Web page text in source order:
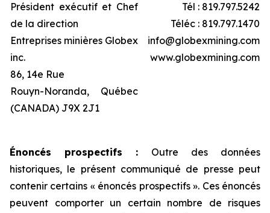
Président exécutif et Chef
de la direction
Entreprises minières Globex
inc.
86, 14e Rue
Rouyn-Noranda, Québec
(CANADA) J9X 2J1
Tél : 819.797.5242
Téléc : 819.797.1470
info@globexmining.com
www.globexmining.com
Énoncés prospectifs : Outre des données
historiques, le présent communiqué de presse peut
contenir certains « énoncés prospectifs ». Ces énoncés
peuvent comporter un certain nombre de risques